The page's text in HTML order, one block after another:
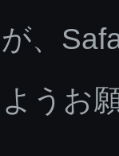
、
うお